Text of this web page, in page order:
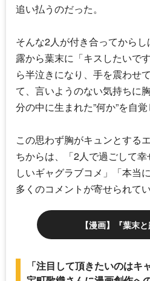
追い払うのだった。
そんな2人が付き合ってからし
露から葉末に「キスしたいで
ら半泣きになり、手を震わせ
て、言いようのない気持ちに
分の中に生まれた”何か”を自
この思わず胸がキュンとする
ちからは、「2人で過ごして
しいギャグラブコメ」「本当
多くのコメントが寄せられてい
【漫画】『葉末
「注目して頂きたいのはキ